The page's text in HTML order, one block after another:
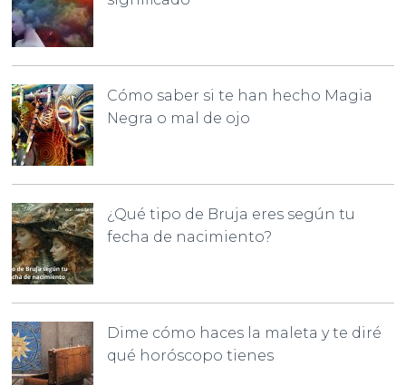
Cómo saber si te han hecho Magia
Negra o mal de ojo
¿Qué tipo de Bruja eres según tu
fecha de nacimiento?
Dime cómo haces la maleta y te diré
qué horóscopo tienes